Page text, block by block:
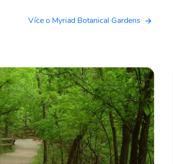
Více o Myriad Botanical Gardens